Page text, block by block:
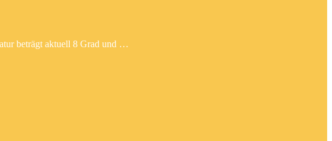
beträgt aktuell 8 Grad und …